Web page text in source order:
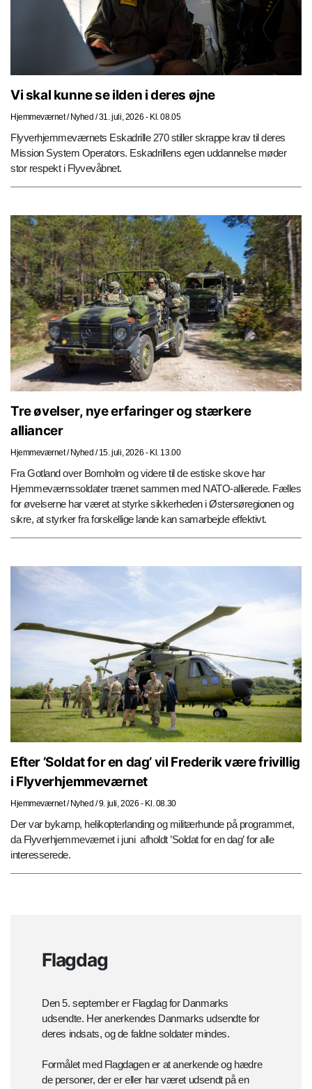
Vi skal kunne se ilden i deres øjne
Hjemmeværnet / Nyhed /31. juli, 2026 - Kl. 08.05
Flyverhjemmeværnets Eskadrille 270 stiller skrappe krav til deres
Mission System Operators. Eskadrillens egen uddannelse møder
stor respekt i Flyvevåbnet.
Tre øvelser, nye erfaringer og stærkere
alliancer
Hjemmeværnet / Nyhed / 15. juli, 2026 - Kl. 13.00
Fra Gotland over Bornholm og videre til de estiske skove har
Hjemmeværnssoldater trænet sammen med NATO-allierede. Fælles
for øvelserne har været at styrke sikkerheden i Østersøregionen og
sikre, at styrker fra forskellige lande kan samarbejde effektivt.
Efter ’Soldat for en dag’ vil Frederik være frivillig
i Flyverhjemmeværnet
Hjemmeværnet / Nyhed /9. juli, 2026 - Kl. 08.30
Der var bykamp, helikopterlanding og militærhunde på programmet,
da Flyverhjemmeværnet i juni afholdt ’Soldat for en dag’ for alle
interesserede.
Flagdag
Den 5. september er Flagdag for Danmarks
udsendte. Her anerkendes Danmarks udsendte for
deres indsats, og de faldne soldater mindes.
Formålet med Flagdagen er at anerkende og hædre
de personer, der er eller har været udsendt på en